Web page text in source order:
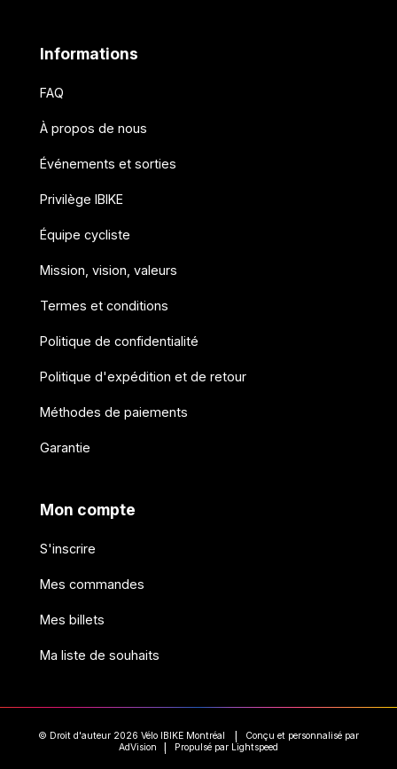
Informations
FAQ
À propos de nous
Événements et sorties
Privilège IBIKE
Équipe cycliste
Mission, vision, valeurs
Termes et conditions
Politique de confidentialité
Politique d'expédition et de retour
Méthodes de paiements
Garantie
Mon compte
S'inscrire
Mes commandes
Mes billets
Ma liste de souhaits
© Droit d'auteur 2026 Vélo IBIKE Montréal
Conçu et personnalisé par
AdVision
Propulsé par Lightspeed